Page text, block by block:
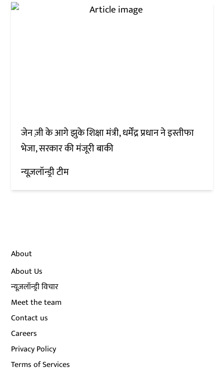
जेन ज़ी के आगे झुके शिक्षा मंत्री, धर्मेंद्र प्रधान ने इस्तीफा
भेजा, सरकार की मंजूरी बाकी
न्यूज़लॉन्ड्री टीम
About
About Us
न्यूज़लॉन्ड्री विचार
Meet the team
Contact us
Careers
Privacy Policy
Terms of Services